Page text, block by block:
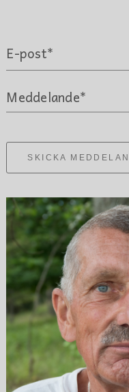
E-post*
Meddelande*
SKICKA